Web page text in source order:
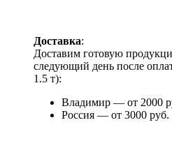
Доставка:
Доставим готовую
следующий день после
1.5 т):
Владимир — от 2000
Россия — от 3000 руб.